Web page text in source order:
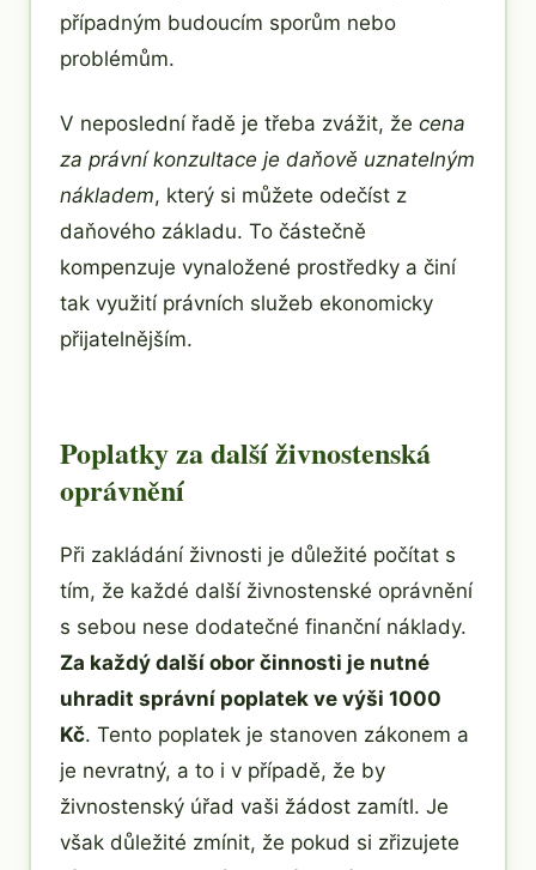
případným budoucím sporům nebo
problémům.
V neposlední řadě je třeba zvážit, že cena
za právní konzultace je daňově uznatelným
nákladem, který si můžete odečíst z
daňového základu. To částečně
kompenzuje vynaložené prostředky a činí
tak využití právních služeb ekonomicky
přijatelnějším.
Poplatky za další živnostenská
oprávnění
Při zakládání živnosti je důležité počítat s
tím, že každé další živnostenské oprávnění
s sebou nese dodatečné finanční náklady.
Za každý další obor činnosti je nutné
uhradit správní poplatek ve výši 1000
Kč. Tento poplatek je stanoven zákonem a
je nevratný, a to i v případě, že by
živnostenský úřad vaši žádost zamítl. Je
však důležité zmínit, že pokud si zřizujete